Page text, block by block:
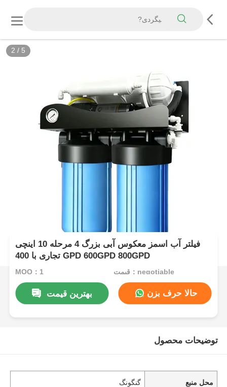
2 / 5
فیلتر آب اسمز معکوس آبی بزرگ 4 مرحله 10 اینچی
تجاری با 400 GPD 600GPD 800GPD
MOQ：1 قیمت：negotiable
بهترین قیمت حالا حرف بزن
توضیحات محصول
محل منبع گنگونگ